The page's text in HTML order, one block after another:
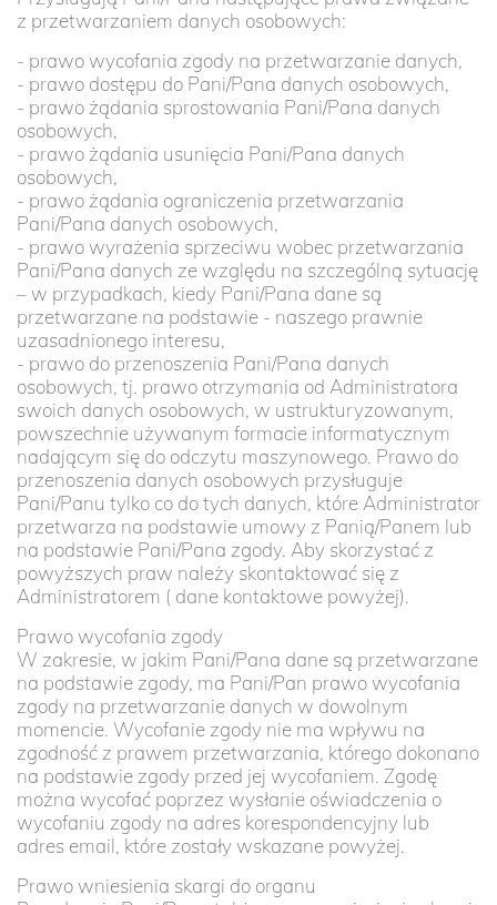
z przetwarzaniem danych osobowych:
- prawo wycofania zgody na przetwarzanie danych,
- prawo dostępu do Pani/Pana danych osobowych,
- prawo żądania sprostowania Pani/Pana danych
osobowych,
- prawo żądania usunięcia Pani/Pana danych
osobowych,
- prawo żądania ograniczenia przetwarzania
Pani/Pana danych osobowych,
- prawo wyrażenia sprzeciwu wobec przetwarzania
Pani/Pana danych ze względu na szczególną sytuację
– w przypadkach, kiedy Pani/Pana dane są
przetwarzane na podstawie - naszego prawnie
uzasadnionego interesu,
- prawo do przenoszenia Pani/Pana danych
osobowych, tj. prawo otrzymania od Administratora
swoich danych osobowych, w ustrukturyzowanym,
powszechnie używanym formacie informatycznym
nadającym się do odczytu maszynowego. Prawo do
przenoszenia danych osobowych przysługuje
Pani/Panu tylko co do tych danych, które Administrator
przetwarza na podstawie umowy z Panią/Panem lub
na podstawie Pani/Pana zgody. Aby skorzystać z
powyższych praw należy skontaktować się z
Administratorem ( dane kontaktowe powyżej).
Prawo wycofania zgody
W zakresie, w jakim Pani/Pana dane są przetwarzane
na podstawie zgody, ma Pani/Pan prawo wycofania
zgody na przetwarzanie danych w dowolnym
momencie. Wycofanie zgody nie ma wpływu na
zgodność z prawem przetwarzania, którego dokonano
na podstawie zgody przed jej wycofaniem. Zgodę
można wycofać poprzez wysłanie oświadczenia o
wycofaniu zgody na adres korespondencyjny lub
adres email, które zostały wskazane powyżej.
Prawo wniesienia skargi do organu